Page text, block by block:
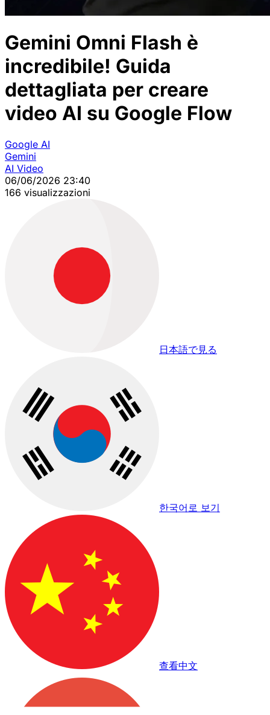
Gemini Omni Flash è
incredibile! Guida
dettagliata per creare
video AI su Google Flow
Google AI
Gemini
AI Video
06/06/2026 23:40
166 visualizzazioni
日本語で見る
한국어로 보기
查看中文